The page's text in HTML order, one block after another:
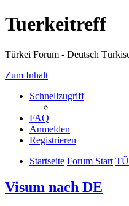
Tuerkeitreff
Türkei Forum - Deutsch
Zum Inhalt
Schnellzugriff
FAQ
Anmelden
Registrieren
Startseite Forum Start
Visum nach DE